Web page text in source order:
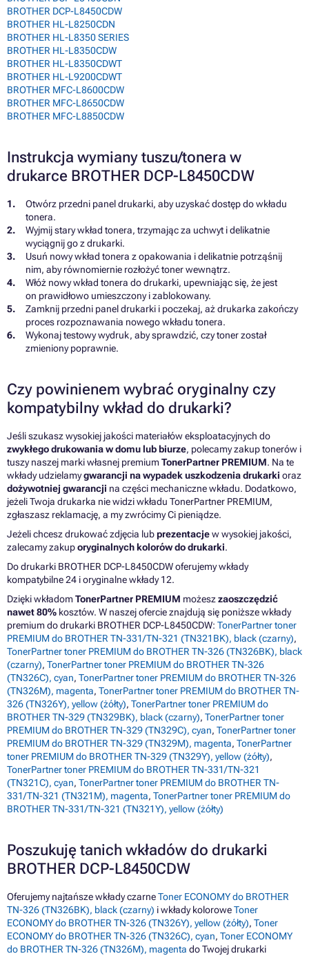
BROTHER DCP-L8450CDW
BROTHER HL-L8250CDN
BROTHER HL-L8350 SERIES
BROTHER HL-L8350CDW
BROTHER HL-L8350CDWT
BROTHER HL-L9200CDWT
BROTHER MFC-L8600CDW
BROTHER MFC-L8650CDW
BROTHER MFC-L8850CDW
Instrukcja wymiany tuszu/tonera w
drukarce BROTHER DCP-L8450CDW
Otwórz przedni panel drukarki, aby uzyskać dostęp do wkładu
tonera.
Wyjmij stary wkład tonera, trzymając za uchwyt i delikatnie
wyciągnij go z drukarki.
Usuń nowy wkład tonera z opakowania i delikatnie potrząśnij
nim, aby równomiernie rozłożyć toner wewnątrz.
Włóż nowy wkład tonera do drukarki, upewniając się, że jest
on prawidłowo umieszczony i zablokowany.
Zamknij przedni panel drukarki i poczekaj, aż drukarka zakończy
proces rozpoznawania nowego wkładu tonera.
Wykonaj testowy wydruk, aby sprawdzić, czy toner został
zmieniony poprawnie.
Czy powinienem wybrać oryginalny czy
kompatybilny wkład do drukarki?
Jeśli szukasz wysokiej jakości materiałów eksploatacyjnych do
zwykłego drukowania w domu lub biurze, polecamy zakup tonerów i
tuszy naszej marki własnej premiumTonerPartner PREMIUM. Na te
wkłady udzielamygwarancji na wypadek uszkodzenia drukarki oraz
dożywotniej gwarancji na części mechaniczne wkładu. Dodatkowo,
jeżeli Twoja drukarka nie widzi wkładu TonerPartner PREMIUM,
zgłaszasz reklamację, a my zwrócimy Ci pieniądze.
Jeżeli chcesz drukować zdjęcia lubprezentacjew wysokiej jakości,
zalecamy zakuporyginalnych kolorów do drukarki.
Do drukarki BROTHER DCP-L8450CDW oferujemy wkłady
kompatybilne 24 i oryginalne wkłady 12.
Dzięki wkładomTonerPartner PREMIUM możeszzaoszczędzić
nawet 80% kosztów. W naszej ofercie znajdują się poniższe wkłady
premium do drukarki BROTHER DCP-L8450CDW: TonerPartner toner
PREMIUM do BROTHER TN-331/TN-321 (TN321BK), black (czarny),
TonerPartner toner PREMIUM do BROTHER TN-326 (TN326BK), black
(czarny), TonerPartner toner PREMIUM do BROTHER TN-326
(TN326C), cyan, TonerPartner toner PREMIUM do BROTHER TN-326
(TN326M), magenta, TonerPartner toner PREMIUM do BROTHER TN-
326 (TN326Y), yellow (żółty), TonerPartner toner PREMIUM do
BROTHER TN-329 (TN329BK), black (czarny), TonerPartner toner
PREMIUM do BROTHER TN-329 (TN329C), cyan, TonerPartner toner
PREMIUM do BROTHER TN-329 (TN329M), magenta, TonerPartner
toner PREMIUM do BROTHER TN-329 (TN329Y), yellow (żółty),
TonerPartner toner PREMIUM do BROTHER TN-331/TN-321
(TN321C), cyan, TonerPartner toner PREMIUM do BROTHER TN-
331/TN-321 (TN321M), magenta, TonerPartner toner PREMIUM do
BROTHER TN-331/TN-321 (TN321Y), yellow (żółty)
Poszukuję tanich wkładów do drukarki
BROTHER DCP-L8450CDW
Oferujemy najtańsze wkłady czarneToner ECONOMY do BROTHER
TN-326 (TN326BK), black (czarny) i wkłady koloroweToner
ECONOMY do BROTHER TN-326 (TN326Y), yellow (żółty), Toner
ECONOMY do BROTHER TN-326 (TN326C), cyan, Toner ECONOMY
do BROTHER TN-326 (TN326M), magenta do Twojej drukarki